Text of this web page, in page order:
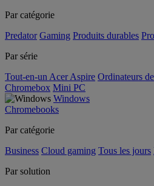
Par catégorie
Predator Gaming Produits durables
Par série
Tout-en-un Acer Aspire Ordinateurs
Chromebox Mini PC
Windows
Chromebooks
Par catégorie
Business Cloud gaming Tous les jours
Par solution